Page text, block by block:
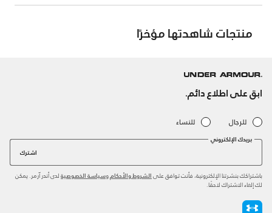
منتجات شاهدتها مؤخرًا
ابق على اطلاع دائم.
للرجال للنساء
بريدك الإلكتروني
اشترك
باشتراكك بنشرتنا الإلكترونية، فأنت توافق على الشروط والأحكام وسياسة الخصوصية لدى أندر آرمر. يمكن
لك إلغاء الاشتراك لاحقًا.